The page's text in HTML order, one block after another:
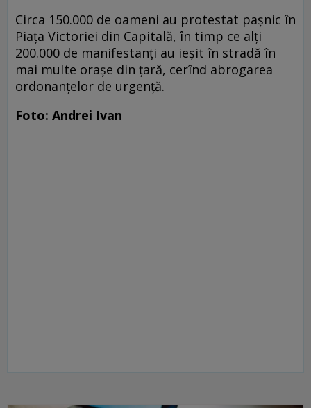
Circa 150.000 de oameni au protestat paşnic în
Piaţa Victoriei din Capitală, în timp ce alţi
200.000 de manifestanţi au ieşit în stradă în
mai multe oraşe din țară, cerînd abrogarea
ordonanțelor de urgență.
Foto: Andrei Ivan